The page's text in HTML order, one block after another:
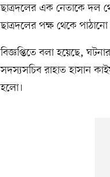
ছাত্রদলের এক নেতাকে দল
ছাত্রদলের পক্ষ থেকে
বিজ্ঞপ্তিতে বলা হয়েছে,
সদস্যসচিব রাহাত হাসান
হলো।